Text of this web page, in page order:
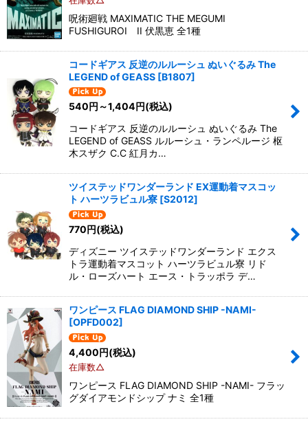
呪術廻戦 MAXIMATIC THE MEGUMI
FUSHIGUROI II 伏黒恵 全1種
コードギアス 反逆のルルーシュ ぬいぐるみ The
LEGEND of GEASS [B1807]
540円 ～1,404円(税込)
コードギアス 反逆のルルーシュ ぬいぐるみ The
LEGEND of GEASS ルルーシュ・ランペルージ 枢
木スザク C.C 紅月カ…
ツイステッドワンダーランド EX運動着マスコッ
ト ハーツラビュル寮 [S2012]
770円(税込)
ディズニー ツイステッドワンダーランド エクス
トラ運動着マスコット ハーツラビュル寮 リド
ル・ローズハート エース・トラッポラ デ…
ワンピース FLAG DIAMOND SHIP -NAMI-
[OPFD002]
4,400円(税込)
在庫数△
ワンピース FLAG DIAMOND SHIP -NAMI- フラッ
グダイアモンドシップ ナミ 全1種